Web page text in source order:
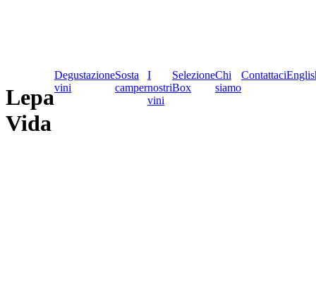
Lepa
Vida
Degustazione
vini
Sosta
camper
I
nostri
vini
Selezione
Box
Chi
siamo
Contattaci